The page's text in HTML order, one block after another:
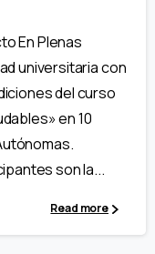
En Plenas
universitaria con
del curso
en 10
son la...
Read more